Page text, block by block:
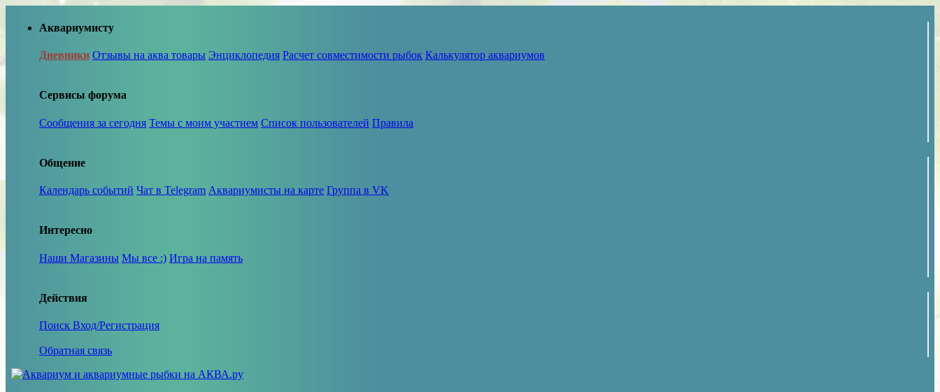
Аквариумисту
Дневники Отзывы на аква товары Энциклопедия Расчет совместимости рыбок Калькулятор аквариумов
Сервисы форума
Сообщения за сегодня Темы с моим участием Список пользователей Правила
Общение
Календарь событий Чат в Telegram Аквариумисты на карте Группа в VK
Интересно
Наши Магазины Мы все :) Игра на память
Действия
Поиск Вход/Регистрация
Обратная связь